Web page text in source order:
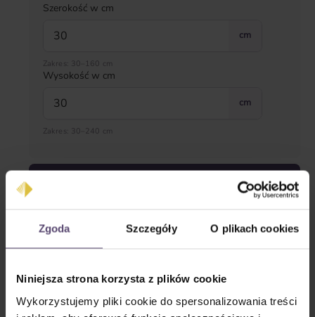
Zgoda Szczegóły O plikach cookies
Niniejsza strona korzysta z plików cookie
Wykorzystujemy pliki cookie do spersonalizowania treści
Szerokość w cm
cm
Zakres: 30–160 cm
Wysokość w cm
cm
Zakres: 30–240 cm